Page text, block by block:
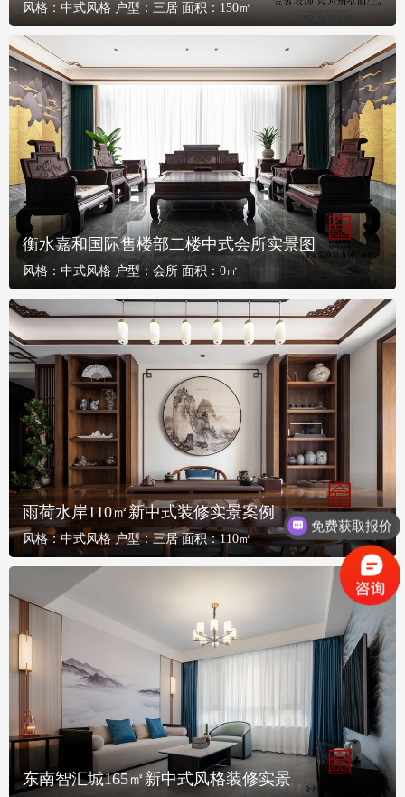
风格： 中式风格 户型： 三居 面积： 150㎡
衡水嘉和国际售楼部二楼中式会所实景图
风格： 中式风格 户型： 会所 面积： 0㎡
雨荷水岸110㎡新中式装修实景案例
风格： 中式风格 户型：三居 面积：110㎡
东南智汇城165㎡新中式风格装修实景
免费获取报价